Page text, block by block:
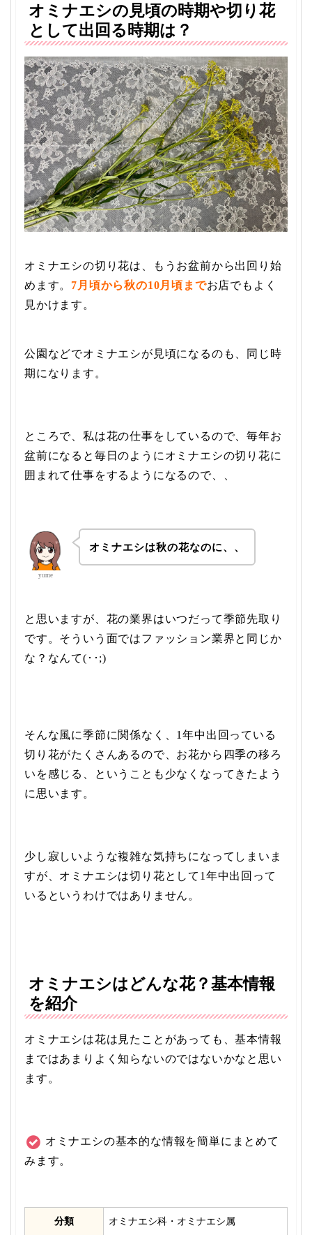
オミナエシの見頃の時期や切り花
として出回る時期は？
オミナエシの切り花は、もうお盆前から出回り始
めます。 7月頃から秋の10月頃までお店でもよく
見かけます。
公園などでオミナエシが見頃になるのも、同じ時
期になります。
ところで、私は花の仕事をしているので、毎年お
盆前になると毎日のようにオミナエシの切り花に
囲まれて仕事をするようになるので、、
yume
オミナエシは秋の花なのに、、
と思いますが、花の業界はいつだって季節先取り
です。そういう面ではファッション業界と同じか
な？なんて(･･;)
そんな風に季節に関係なく、1年中出回っている
切り花がたくさんあるので、お花から四季の移ろ
いを感じる、ということも少なくなってきたよう
に思います。
少し寂しいような複雑な気持ちになってしまいま
すが、オミナエシは切り花として1年中出回って
いるというわけではありません。
オミナエシはどんな花？基本情報
を紹介
オミナエシは花は見たことがあっても、基本情報
まではあまりよく知らないのではないかなと思い
ます。
オミナエシの基本的な情報を簡単にまとめて
みます。
分類 オミナエシ科・オミナエシ属